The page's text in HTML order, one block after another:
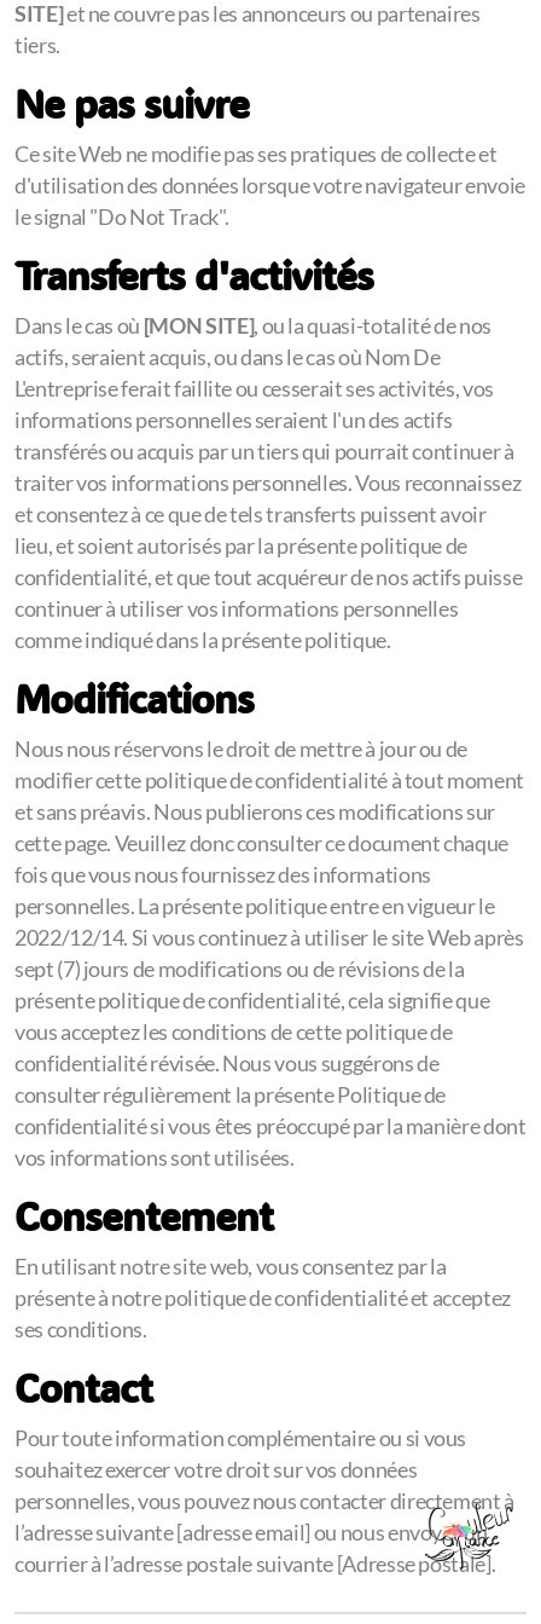
SITE]et ne couvre pas les annonceurs ou partenaires
tiers.
Ne pas suivre
Ce site Web ne modifie pas ses pratiques de collecte et
d'utilisation des données lorsque votre navigateur envoie
le signal "Do Not Track".
Transferts d'activités
Dans le cas où [MON SITE], ou la quasi-totalité de nos
actifs, seraient acquis, ou dans le cas où Nom De
L'entreprise ferait faillite ou cesserait ses activités, vos
informations personnelles seraient l'un des actifs
transférés ou acquis par un tiers qui pourrait continuer à
traiter vos informations personnelles. Vous reconnaissez
et consentez à ce que de tels transferts puissent avoir
lieu, et soient autorisés par la présente politique de
confidentialité, et que tout acquéreur de nos actifs puisse
continuer à utiliser vos informations personnelles
comme indiqué dans la présente politique.
Modifications
Nous nous réservons le droit de mettre à jour ou de
modifier cette politique de confidentialité à tout moment
et sans préavis. Nous publierons ces modifications sur
cette page. Veuillez donc consulter ce document chaque
fois que vous nous fournissez des informations
personnelles. La présente politique entre en vigueur le
2022/12/14. Si vous continuez à utiliser le site Web après
sept (7) jours de modifications ou de révisions de la
présente politique de confidentialité, cela signifie que
vous acceptez les conditions de cette politique de
confidentialité révisée. Nous vous suggérons de
consulter régulièrement la présente Politique de
confidentialité si vous êtes préoccupé par la manière dont
vos informations sont utilisées.
Consentement
En utilisant notre site web, vous consentez par la
présente à notre politique de confidentialité et acceptez
ses conditions.
Contact
Pour toute information complémentaire ou si vous
souhaitez exercer votre droit sur vos données
personnelles, vous pouvez nous contacter directement à
l’adresse suivante [adresse email] ou nous envoyer un
courrier à l’adresse postale suivante [Adresse postale].